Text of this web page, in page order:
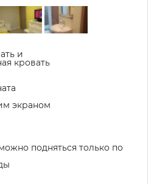
и
кровать
экраном
подняться только по